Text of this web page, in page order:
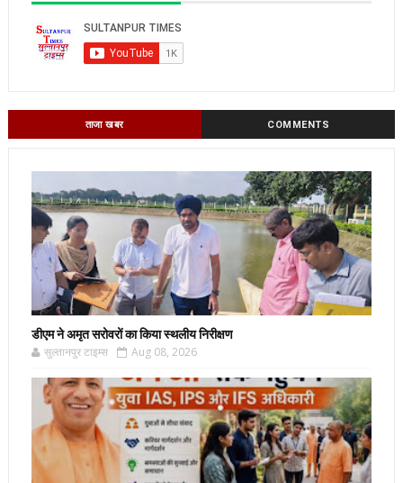
ताजा खबर COMMENTS
डीएम ने अमृत सरोवरों का किया स्थलीय निरीक्षण
सुल्तानपुर टाइम्स Aug 08, 2026